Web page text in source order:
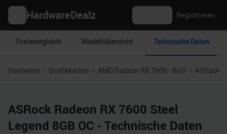
HardwareDealz Registrieren
Preisvergleich Modellübersicht Technische Daten
Hardware Grafikkarten AMD Radeon RX 7600 - 8GB ASRock
ASRock Radeon RX 7600 Steel
Legend 8GB OC - Technische Daten